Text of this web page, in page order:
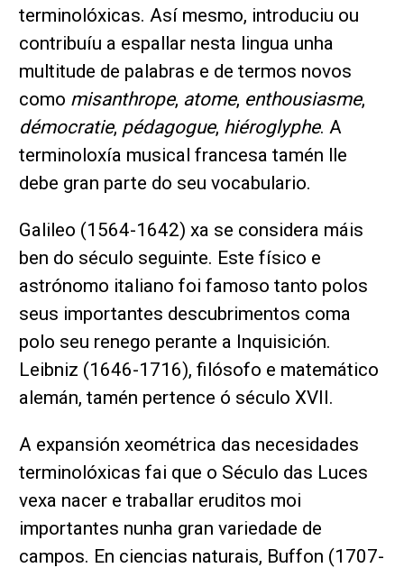
terminolóxicas. Así mesmo, introduciu ou
contribuíu a espallar nesta lingua unha
multitude de palabras e de termos novos
como misanthrope, atome, enthousiasme,
démocratie, pédagogue, hiéroglyphe. A
terminoloxía musical francesa tamén lle
debe gran parte do seu vocabulario.
Galileo (1564-1642) xa se considera máis
ben do século seguinte. Este físico e
astrónomo italiano foi famoso tanto polos
seus importantes descubrimentos coma
polo seu renego perante a Inquisición.
Leibniz (1646-1716), filósofo e matemático
alemán, tamén pertence ó século XVII.
A expansión xeométrica das necesidades
terminolóxicas fai que o Século das Luces
vexa nacer e traballar eruditos moi
importantes nunha gran variedade de
campos. En ciencias naturais, Buffon (1707-